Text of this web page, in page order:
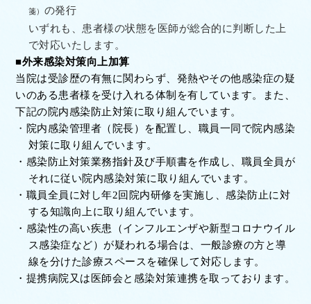
箋） の発行
いずれも、患者様の状態を医師が総合的に判断した上
で対応いたします。
■外来感染対策向上加算
当院は受診歴の有無に関わらず、発熱やその他感染症の疑
いのある患者様を受け入れる体制を有しています。また、
下記の院内感染防止対策に取り組んでいます。
・ 院内感染管理者（院長）を配置し、職員一同で院内感染
対策に取り組んでいます。
・ 感染防止対策業務指針及び手順書を作成し、職員全員が
それに従い院内感染対策に取り組んでいます。
・ 職員全員に対し年2回院内研修を実施し、感染防止に対
する知識向上に取り組んでいます。
・ 感染性の高い疾患（インフルエンザや新型コロナウイル
ス感染症など）が疑われる場合は、一般診療の方と導
線を分けた診療スペースを確保して対応します。
・ 提携病院又は医師会と感染対策連携を取っております。